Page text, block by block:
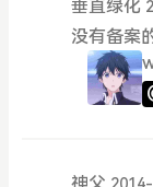
垂直绿化
没有备案